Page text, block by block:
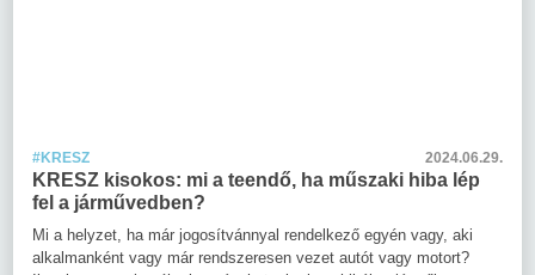
#KRESZ 2024.06.29.
KRESZ kisokos: mi a teendő, ha műszaki hiba lép
fel a járművedben?
Mi a helyzet, ha már jogosítvánnyal rendelkező egyén vagy, aki
alkalmanként vagy már rendszeresen vezet autót vagy motort?